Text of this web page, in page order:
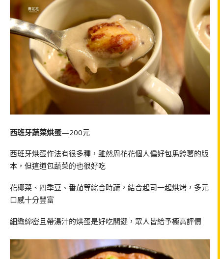
西班牙蔬菜烘蛋—200元
西班牙烘蛋作法有很多種，雖然周花花個人偏好包馬鈴薯的版
本，但這道包蔬菜的也很好吃
花椰菜、四季豆、番茄等綜合時蔬，結合起司一起烘烤，多元
口感十分豐富
細緻綿密且帶湯汁的烘蛋是好吃關鍵，眾人皆給予極高評價